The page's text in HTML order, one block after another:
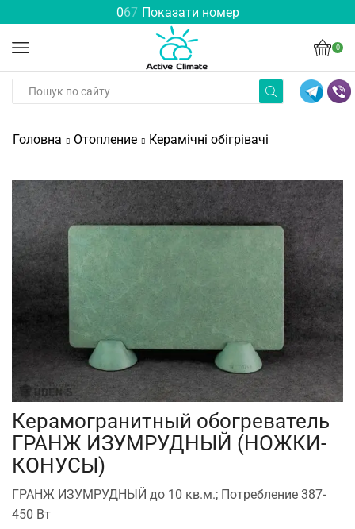
067 Показати номер
0
Головна Отопление Керамічні обігрівачі
Керамогранитный обогреватель
ГРАНЖ ИЗУМРУДНЫЙ (НОЖКИ-
КОНУСЫ)
ГРАНЖ ИЗУМРУДНЫЙ до 10 кв.м.; Потребление 387-
450 Вт